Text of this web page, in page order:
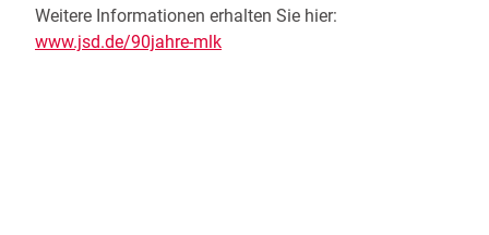
Weitere Informationen erhalten Sie hier:
www.jsd.de/90jahre-mlk